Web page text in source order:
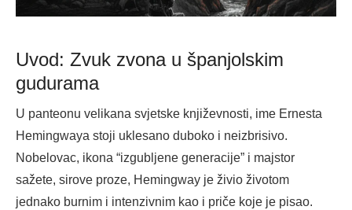
Uvod: Zvuk zvona u španjolskim
gudurama
U panteonu velikana svjetske književnosti, ime Ernesta
Hemingwaya stoji uklesano duboko i neizbrisivo.
Nobelovac, ikona “izgubljene generacije” i majstor
sažete, sirove proze, Hemingway je živio životom
jednako burnim i intenzivnim kao i priče koje je pisao.